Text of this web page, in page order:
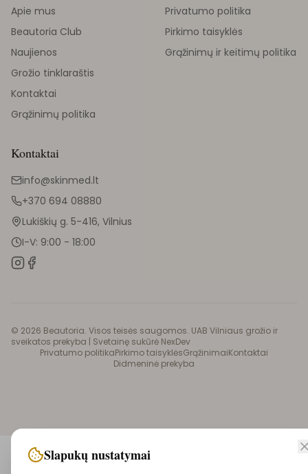
Apie mus
Beautoria Club
Naujienos
Grožio tinklaraštis
Kontaktai
Grąžinimų politika
Privatumo politika
Pirkimo taisyklės
Grąžinimų ir keitimų politika
Kontaktai
info@skinmed.lt
+370 694 08880
Lukiškių g. 5-416, Vilnius
I-V: 9:00 - 18:00
© 2026 Beautoria. Visos teisės saugomos. UAB Vilniaus grožio ir
sveikatos prekyba | Svetainę sukūrė NexDev
Privatumo politikaPirkimo taisyklėsGrąžinimaiKontaktai
Didmeninė prekyba
Slapukų nustatymai